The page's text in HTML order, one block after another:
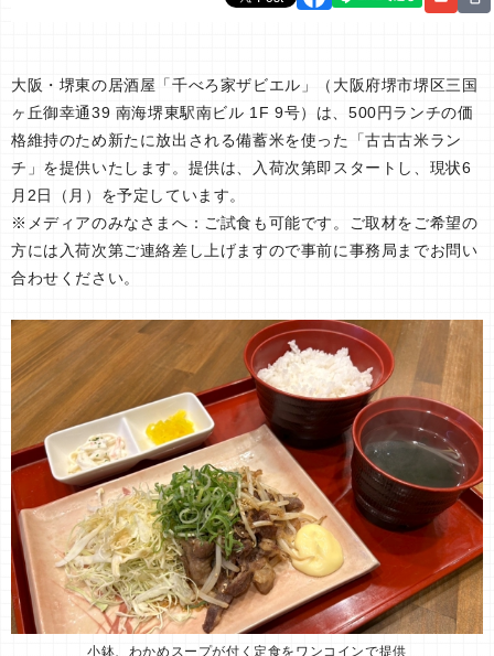
大阪・堺東の居酒屋「千べろ家ザビエル」（大阪府堺市堺区三国
ヶ丘御幸通39 南海堺東駅南ビル 1F 9号）は、500円ランチの価
格維持のため新たに放出される備蓄米を使った「古古古米ラン
チ」を提供いたします。提供は、入荷次第即スタートし、現状6
月2日（月）を予定しています。
※メディアのみなさまへ：ご試食も可能です。ご取材をご希望の
方には入荷次第ご連絡差し上げますので事前に事務局までお問い
合わせください。
小鉢、わかめスープが付く定食をワンコインで提供